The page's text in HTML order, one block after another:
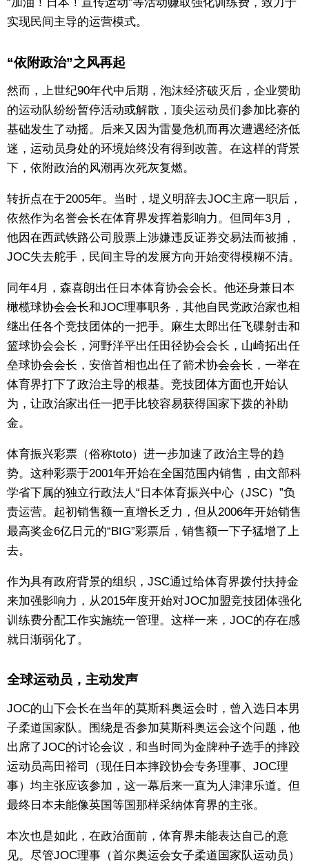
实现民间主导的运营模式。
“依附政治”之风再起
然而，上世纪90年代中后期，泡沫经济破灭后，企业赞助
的运动队纷纷暂停活动或解散，顶尖运动员们参加比赛的
基础发生了动摇。后来又因为雷曼危机而再次遭遇经济低
迷，运动员身处的环境始终没有得到改善。在这样的背景
下，依附政治的风潮再次死灰复燃。
转折点在于2005年。当时，堤义明辞去JOC主席一职后，
依然作为名誉会长在体育界发挥着影响力。但同年3月，
他因在西武铁路公司股票上涉嫌违反证券交易法而被捕，
JOC失去舵手，民间主导的发展方向开始变得模糊不清。
同年4月，森喜朗出任日本体育协会会长。他还身兼日本
橄榄球协会会长和JOC理事职务，其他自民党政治家也相
继出任各个竞技团体的一把手。麻生太郎出任飞碟射击和
篮球协会会长，河野洋平出任田径协会会长，山崎拓出任
垒球协会会长，安倍首相也出任了箭术协会会长，一举在
体育界打下了政治主导的根基。竞技团体方面也开始认
为，让政治家出任一把手比较容易获得国家下拨的补助
金。
体育振兴彩票（俗称toto）进一步加速了政治主导的趋
势。这种彩票于2001年开始在全国范围内销售，由文部科
学省下属的独立行政法人“日本体育振兴中心（JSC）”负
责运营。起初销售额一直增长乏力，但从2006年开始销售
最高奖金6亿日元的“BIG”彩票后，销售额一下子猛增了上
去。
作为具有政府背景的组织，JSC通过给体育界拨付扶持金
来加强影响力，从2015年度开始对JOC加盟竞技团体强化
训练费分配工作实施统一管理。这样一来，JOC的存在感
就日渐弱化了。
全球运动员，主动发声
JOC的山下会长在当年的莫斯科奥运会时，曾入选日本男
子柔道国家队。围绕是否参加莫斯科奥运会这个问题，他
出席了JOC的讨论会议，和当时同为金牌种子选手的摔跤
运动员高田裕司（现任日本摔跤协会专务理事、JOC理
事）均主张应该参加，这一幕后来一直为人津津乐道。但
最终日本未能像英国等国那样采纳体育界的主张。
本次也是如此，在政治面前，体育界未能表达自己的意
见。尽管JOC理事（首尔奥运会女子柔道国家队运动员）